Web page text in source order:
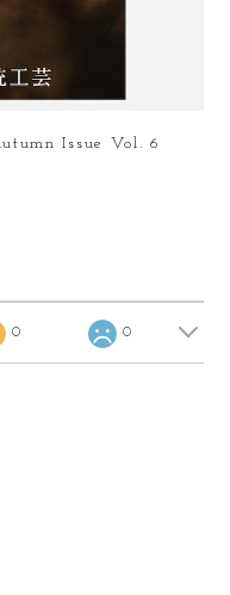
Issue Vol. 6
0 0